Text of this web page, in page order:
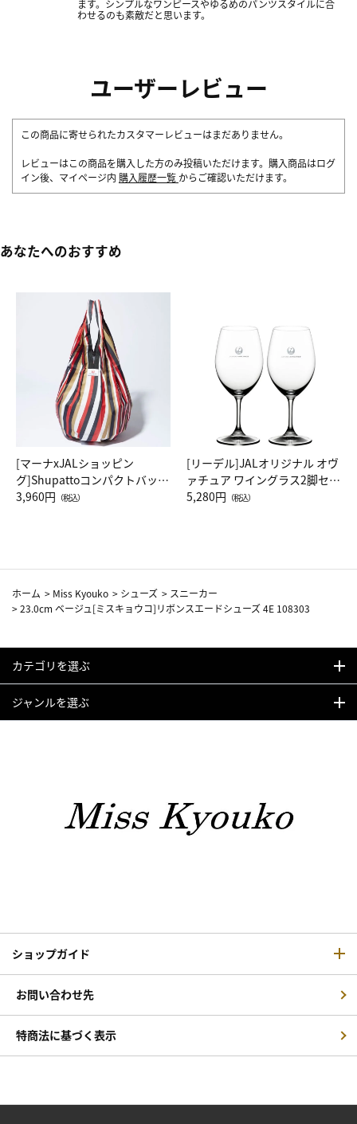
ます。シンプルなワンピースやゆるめのパンツスタイルに合
わせるのも素敵だと思います。
ユーザーレビュー
この商品に寄せられたカスタマーレビューはまだありません。
レビューはこの商品を購入した方のみ投稿いただけます。購入商品はログ
イン後、マイページ内 購入履歴一覧 からご確認いただけます。
あなたへのおすすめ
[マーナxJALショッピン
グ]Shupattoコンパクトバッグ
Drop JAL客室乗務員（LC）ス
3,960円 （税込）
[リーデル]JALオリジナル オヴ
ァチュア ワイングラス2脚セッ
ト（レッドワイン）
5,280円 （税込）
ホーム > Miss Kyouko > シューズ > スニーカー
>23.0cm ベージュ[ミスキョウコ]リボンスエードシューズ 4E 108303
カテゴリを選ぶ
ジャンルを選ぶ
ショップガイド
お問い合わせ先
特商法に基づく表示